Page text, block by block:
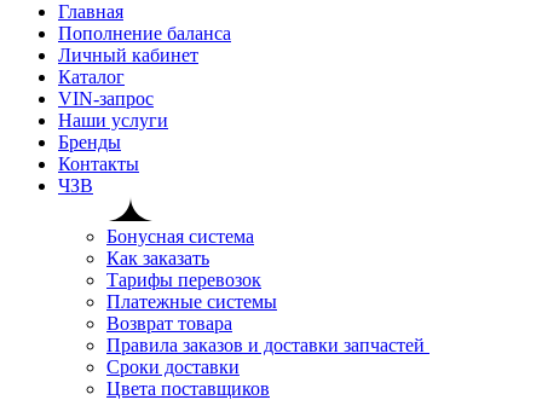
Главная
Пополнение баланса
Личный кабинет
Каталог
VIN-запрос
Наши услуги
Бренды
Контакты
ЧЗВ
Бонусная система
Как заказать
Тарифы перевозок
Платежные системы
Возврат товара
Правила заказов и доставки запчастей
Сроки доставки
Цвета поставщиков